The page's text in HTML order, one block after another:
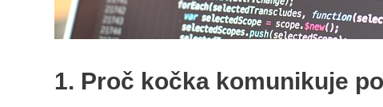
1. Proč kočka komunikuje